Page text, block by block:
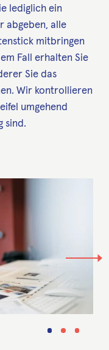
lediglich ein
abgeben, alle
mitbringen
Fall erhalten Sie
Sie das
Wir kontrollieren
umgehend
sind.